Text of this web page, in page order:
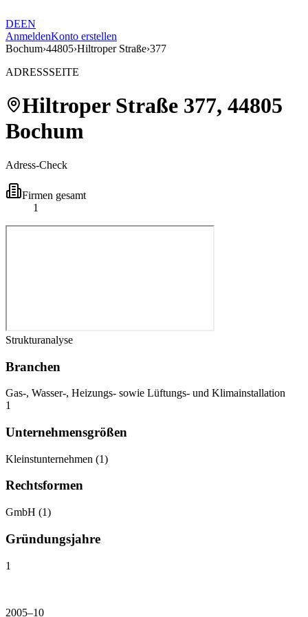
DEEN
AnmeldenKonto erstellen
Bochum›44805›Hiltroper Straße›377
ADRESSSEITE
Hiltroper Straße 377, 44805
Bochum
Adress-Check
Firmen gesamt
1
Strukturanalyse
Branchen
Gas-, Wasser-, Heizungs- sowie Lüftungs- und Klimainstallation
1
Unternehmensgrößen
Kleinstunternehmen (1)
Rechtsformen
GmbH (1)
Gründungsjahre
1
2005–10